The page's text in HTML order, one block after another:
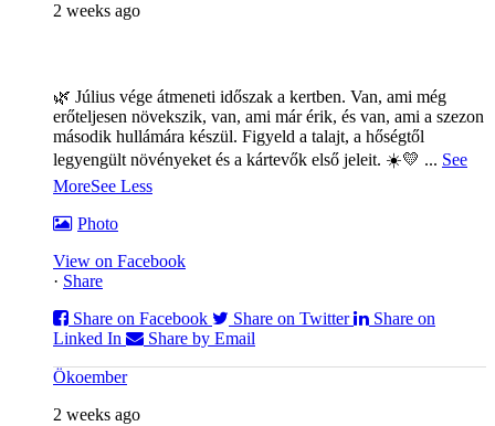
2 weeks ago
🌿 Július vége átmeneti időszak a kertben. Van, ami még
erőteljesen növekszik, van, ami már érik, és van, ami a szezon
második hullámára készül. Figyeld a talajt, a hőségtől
legyengült növényeket és a kártevők első jeleit. ☀️💛 ... See
MoreSee Less
Photo
View on Facebook
· Share
Share on Facebook
Share on Twitter
Share on
Linked In
Share by Email
Ökoember
2 weeks ago